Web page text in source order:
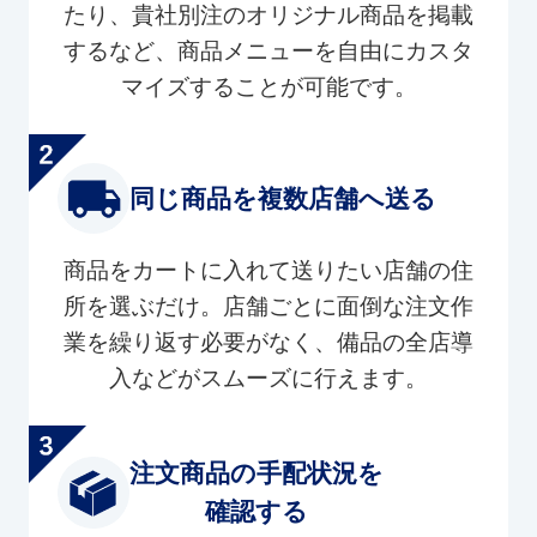
たり、貴社別注のオリジナル商品を掲載
するなど、商品メニューを自由にカスタ
マイズすることが可能です。
同じ商品を複数店舗へ送る
商品をカートに入れて送りたい店舗の住
所を選ぶだけ。店舗ごとに面倒な注文作
業を繰り返す必要がなく、備品の全店導
入などがスムーズに行えます。
注文商品の手配状況を
確認する